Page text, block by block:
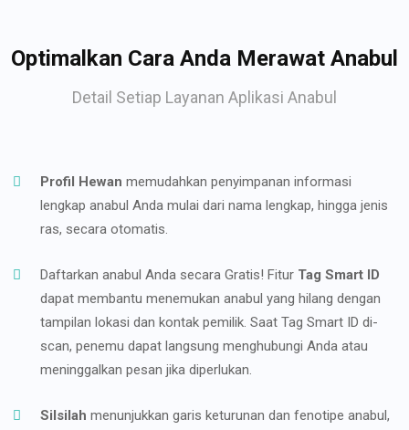
Optimalkan Cara Anda Merawat Anabul
Detail Setiap Layanan Aplikasi Anabul
Profil Hewan memudahkan penyimpanan informasi
lengkap anabul Anda mulai dari nama lengkap, hingga jenis
ras, secara otomatis.
Daftarkan anabul Anda secara Gratis! Fitur Tag Smart ID
dapat membantu menemukan anabul yang hilang dengan
tampilan lokasi dan kontak pemilik. Saat Tag Smart ID di-
scan, penemu dapat langsung menghubungi Anda atau
meninggalkan pesan jika diperlukan.
Silsilah menunjukkan garis keturunan dan fenotipe anabul,